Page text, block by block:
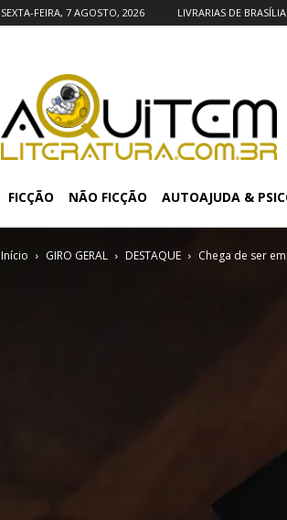
SEXTA-FEIRA, 7 AGOSTO, 2026 LIVRARIAS DE BRASÍLIA
FICÇÃO NÃO FICÇÃO AUTOAJUDA &
Início GIRO GERAL DESTAQUE Chega de ser